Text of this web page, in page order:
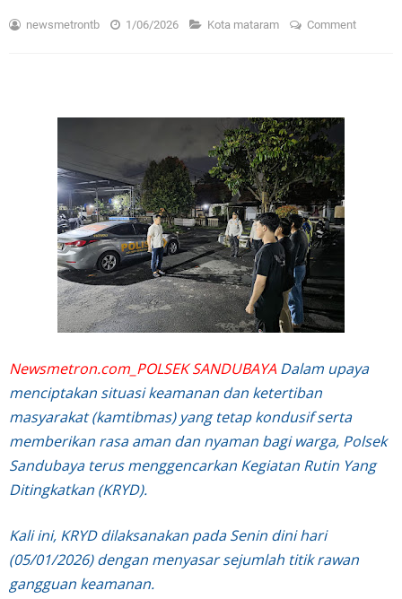
newsmetrontb 1/06/2026 Kota mataram Comment
Newsmetron.com_POLSEK SANDUBAYA Dalam upaya
menciptakan situasi keamanan dan ketertiban
masyarakat (kamtibmas) yang tetap kondusif serta
memberikan rasa aman dan nyaman bagi warga, Polsek
Sandubaya terus menggencarkan Kegiatan Rutin Yang
Ditingkatkan (KRYD).
Kali ini, KRYD dilaksanakan pada Senin dini hari
(05/01/2026) dengan menyasar sejumlah titik rawan
gangguan keamanan.